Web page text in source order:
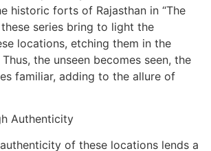
historic forts of Rajasthan in “The
series bring to light the
locations, etching them in the
Thus, the unseen becomes seen, the
familiar, adding to the allure of
Authenticity
authenticity of these locations lends a